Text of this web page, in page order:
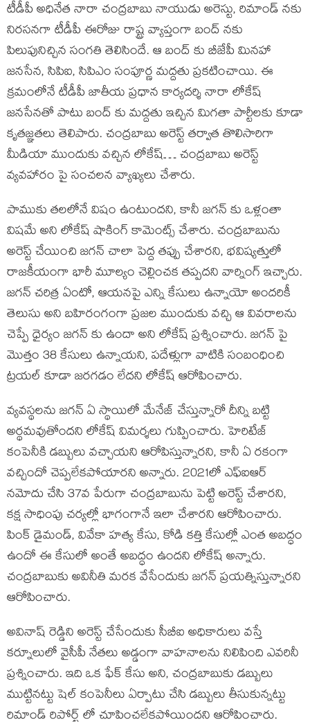
టీడీపీ అధినేత నారా చంద్రబాబు నాయుడు అరెస్టు, రిమాండ్ నకు
నిరసనగా టీడీపీ ఈరోజు రాష్ట్ర వ్యాప్తంగా బంద్ నకు
పిలుపునిచ్చిన సంగతి తెలిసిందే. ఆ బంద్ కు బీజేపీ మినహా
జనసేన, సిపిఐ, సిపిఎం సంపూర్ణ మద్దతు ప్రకటించాయి. ఈ
క్రమంలోనే టీడీపీ జాతీయ ప్రధాన కార్యదర్శి నారా లోకేష్
జనసేనతో పాటు బంద్ కు మద్దతు ఇచ్చిన మిగతా పార్టీలకు కూడా
కృతజ్ఞతలు తెలిపారు. చంద్రబాబు అరెస్ట్ తర్వాత తొలిసారిగా
మీడియా ముందుకు వచ్చిన లోకేష్… చంద్రబాబు అరెస్ట్
వ్యవహారం పై సంచలన వ్యాఖ్యలు చేశారు.
పాముకు తలలోనే విషం ఉంటుందని, కానీ జగన్ కు ఒళ్లంతా
విషమే అని లోకేష్ షాకింగ్ కామెంట్స్ చేశారు. చంద్రబాబును
అరెస్ట్ చేయించి జగన్ చాలా పెద్ద తప్పు చేశారని, భవిష్యత్తులో
రాజకీయంగా భారీ మూల్యం చెల్లించక తప్పదని వార్నింగ్ ఇచ్చారు.
జగన్ చరిత్ర ఏంటో, ఆయనపై ఎన్ని కేసులు ఉన్నాయో అందరికీ
తెలుసు అని బహిరంగంగా ప్రజల ముందుకు వచ్చి ఆ వివరాలను
చెప్పే ధైర్యం జగన్ కు ఉందా అని లోకేష్ ప్రశ్నించారు. జగన్ పై
మొత్తం 38 కేసులు ఉన్నాయని, పదేళ్లుగా వాటికి సంబంధించి
ట్రయల్ కూడా జరగడం లేదని లోకేష్ ఆరోపించారు.
వ్యవస్థలను జగన్ ఏ స్థాయిలో మేనేజ్ చేస్తున్నారో దీన్ని బట్టి
అర్థమవుతోందని లోకేష్ విమర్శలు గుప్పించారు. హెరిటేజ్
కంపెనీకి డబ్బులు వచ్చాయని ఆరోపిస్తున్నారని, కానీ ఏ రకంగా
వచ్చిందో చెప్పలేకపోయారని అన్నారు. 2021లో ఎఫ్ఐఆర్
నమోదు చేసి 37వ పేరుగా చంద్రబాబును పెట్టి అరెస్ట్ చేశారని,
కక్ష సాధింపు చర్యల్లో భాగంగానే ఇలా చేశారని ఆరోపించారు.
పింక్ డైమండ్, వివేకా హత్య కేసు, కోడి కత్తి కేసుల్లో ఎంత అబద్ధం
ఉందో ఈ కేసులో అంతే అబద్ధం ఉందని లోకేష్ అన్నారు.
చంద్రబాబుకు అవినీతి మరక వేసేందుకు జగన్ ప్రయత్నిస్తున్నారని
ఆరోపించారు.
అవినాష్ రెడ్డిని అరెస్ట్ చేసేందుకు సీబీఐ అధికారులు వస్తే
కర్నూలులో వైసీపీ నేతలు అడ్డంగా వాహనాలను నిలిపింది ఎవరినీ
ప్రశ్నించారు. ఇది ఒక ఫేక్ కేసు అని, చంద్రబాబుకు డబ్బులు
ముట్టినట్టు షెల్ కంపెనీలు ఏర్పాటు చేసి డబ్బులు తీసుకున్నట్టు
రిమాండ్ రిపోర్ట్ లో చూపించలేకపోయిందని ఆరోపించారు.